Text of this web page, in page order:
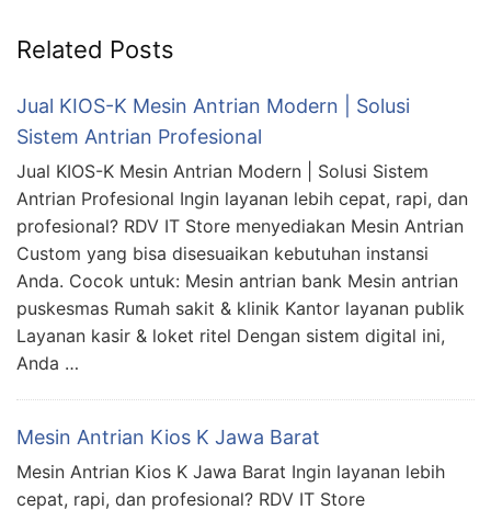
Related Posts
Jual KIOS-K Mesin Antrian Modern | Solusi
Sistem Antrian Profesional
Jual KIOS-K Mesin Antrian Modern | Solusi Sistem
Antrian Profesional Ingin layanan lebih cepat, rapi, dan
profesional? RDV IT Store menyediakan Mesin Antrian
Custom yang bisa disesuaikan kebutuhan instansi
Anda. Cocok untuk: Mesin antrian bank Mesin antrian
puskesmas Rumah sakit & klinik Kantor layanan publik
Layanan kasir & loket ritel Dengan sistem digital ini,
Anda …
Mesin Antrian Kios K Jawa Barat
Mesin Antrian Kios K Jawa Barat Ingin layanan lebih
cepat, rapi, dan profesional? RDV IT Store